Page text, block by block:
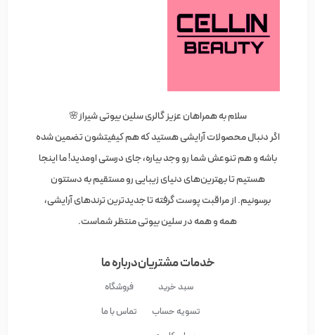
سلام به همراهان عزیز گالری سلین بیوتی شیراز🌸
اگر دنبال محصولات آرایشی هستید که هم کیفیتشون تضمین شده
باشه و هم تنوعش شما رو وجد بیاره، جای درستی اومدید! ما اینجا
هستیم تا بهترین‌های دنیای زیبایی رو مستقیم به دستتون
برسونیم. از مراقبت پوست گرفته تا جدیدترین ترندهای آرایشی،
همه و همه در سلین بیوتی منتظر شماست.
خدمات مشتریان
سبد خرید
تسویه حساب
درباره ما
فروشگاه
تماس با ما